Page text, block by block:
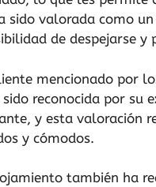
sido valorada como
de despejarse
mencionado por
reconocida por
y esta valoración
y cómodos.
también ha